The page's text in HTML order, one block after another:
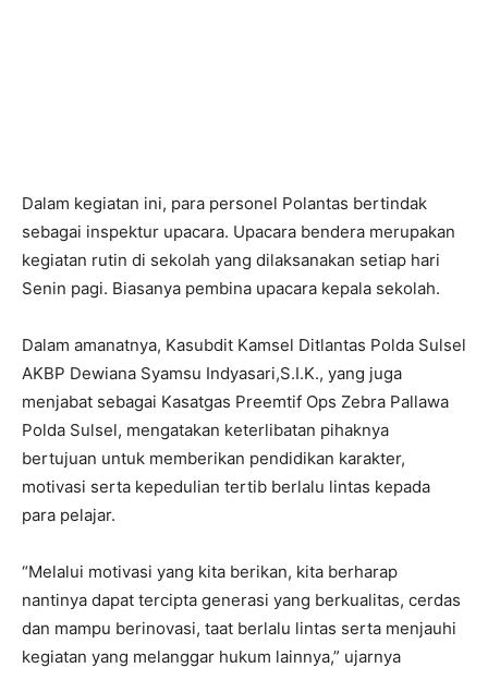
Dalam kegiatan ini, para personel Polantas bertindak
sebagai inspektur upacara. Upacara bendera merupakan
kegiatan rutin di sekolah yang dilaksanakan setiap hari
Senin pagi. Biasanya pembina upacara kepala sekolah.
Dalam amanatnya, Kasubdit Kamsel Ditlantas Polda Sulsel
AKBP Dewiana Syamsu Indyasari,S.I.K., yang juga
menjabat sebagai Kasatgas Preemtif Ops Zebra Pallawa
Polda Sulsel, mengatakan keterlibatan pihaknya
bertujuan untuk memberikan pendidikan karakter,
motivasi serta kepedulian tertib berlalu lintas kepada
para pelajar.
“Melalui motivasi yang kita berikan, kita berharap
nantinya dapat tercipta generasi yang berkualitas, cerdas
dan mampu berinovasi, taat berlalu lintas serta menjauhi
kegiatan yang melanggar hukum lainnya,” ujarnya